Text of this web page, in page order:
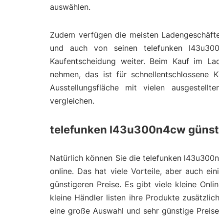
auswählen.
Zudem verfügen die meisten
und auch von seinen telefunken
Kaufentscheidung weiter. Beim Kauf im
nehmen, das ist für schnellentschlossene
Ausstellungsfläche mit vielen
vergleichen.
telefunken l43u300n4cw
Natürlich können Sie die telefunken
online. Das hat viele Vorteile, aber auch
günstigeren Preise. Es gibt viele kleine
kleine Händler listen ihre Produkte
eine große Auswahl und sehr günstige